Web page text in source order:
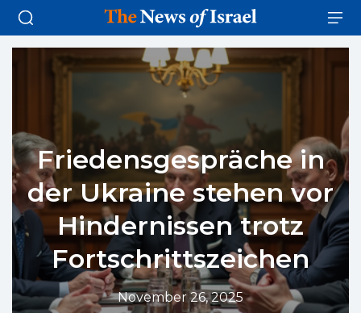
Friedensgespräche in
der Ukraine stehen vor
Hindernissen trotz
Fortschrittszeichen
November 26, 2025